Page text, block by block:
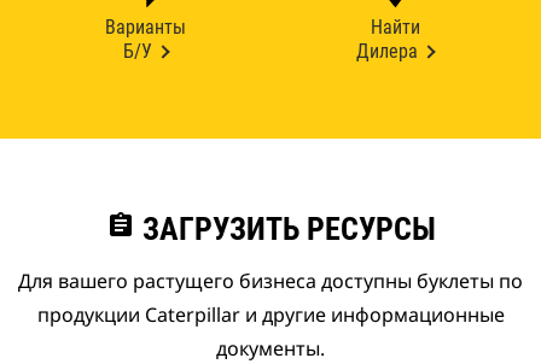
Варианты
Б/У
Найти
Дилера
assignment ЗАГРУЗИТЬ РЕСУРСЫ
Для вашего растущего бизнеса доступны буклеты по
продукции Caterpillar и другие информационные
документы.